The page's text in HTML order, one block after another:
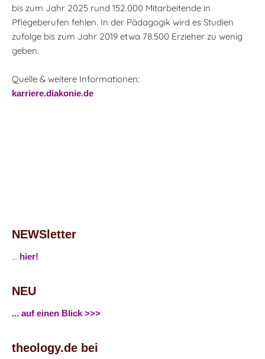
bis zum Jahr 2025 rund 152.000 Mitarbeitende in
Pflegeberufen fehlen. In der Pädagogik wird es Studien
zufolge bis zum Jahr 2019 etwa 78.500 Erzieher zu wenig
geben.
Quelle & weitere Informationen:
karriere.diakonie.de
NEWSletter
... hier!
NEU
... auf einen Blick >>>
theology.de bei